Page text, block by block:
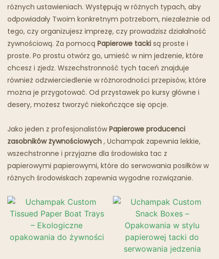
różnych ustawieniach. Występują w różnych typach, aby
odpowiadały Twoim konkretnym potrzebom, niezależnie od
tego, czy organizujesz imprezę, czy prowadzisz działalność
żywnościową. Za pomocą Papierowe tacki są proste i
proste. Po prostu otwórz go, umieść w nim jedzenie, które
chcesz i zjedz. Wszechstronność tych taceń znajduje
również odzwierciedlenie w różnorodności przepisów, które
można je przygotować. Od przystawek po kursy główne i
desery, możesz tworzyć niekończące się opcje.
Jako jeden z profesjonalistówPapierowe producenci
zasobników żywnościowych , Uchampak zapewnia lekkie,
wszechstronne i przyjazne dla środowiska tac z
papierowymi papierowymi, które do serwowania posiłków w
różnych środowiskach zapewnia wygodne rozwiązanie.